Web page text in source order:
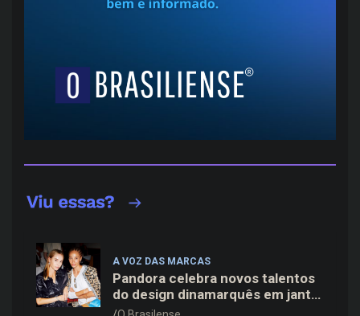
A VOZ DAS MARCAS
Pandora celebra novos talentos
do design dinamarquês em jantar
exclusivo no restaurante Daphne